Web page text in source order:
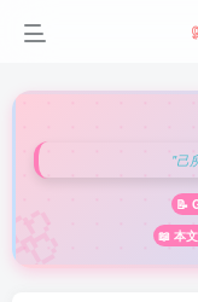
"己
📝
📖 本